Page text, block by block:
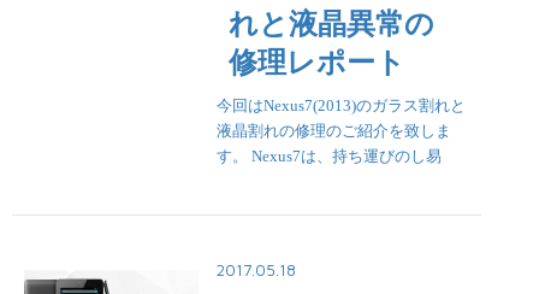
れと液晶異常の
修理レポート
今回はNexus7(2013)のガラス割れと
液晶割れの修理のご紹介を致しま
す。 Nexus7は、持ち運びのし易
2017.05.18